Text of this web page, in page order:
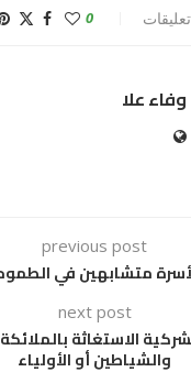
0
وفاء علا
previous post
متشابهين في
next post
الاستغاثة بالملائكة
والشياطين أو الأولياء